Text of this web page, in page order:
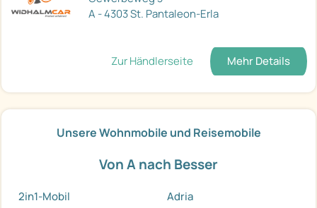
A - 4303 St. Pantaleon-Erla
Zur Händlerseite Mehr Details
Unsere Wohnmobile und Reisemobile
Von A nach Besser
2in1-Mobil
Adria